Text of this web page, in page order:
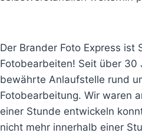
Der Brander Foto Express ist
Fotobearbeiten! Seit über 30
bewährte Anlaufstelle rund
Fotobearbeitung. Wir waren
einer Stunde entwickeln
nicht mehr innerhalb einer